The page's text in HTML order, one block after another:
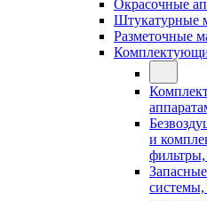
Окрасочные
Штукатурные
Разметочные
и
системы,